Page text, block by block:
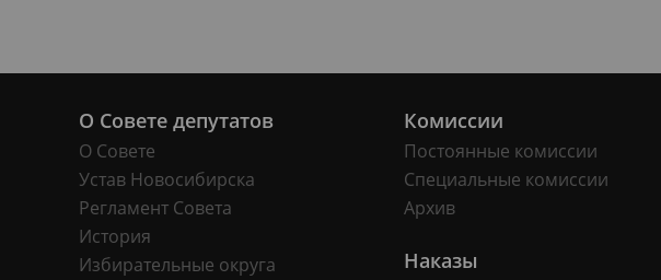
О Совете депутатов
О Совете
Устав Новосибирска
Регламент Совета
История
Избирательные округа
Комиссии
Постоянные комиссии
Специальные комиссии
Архив
Наказы